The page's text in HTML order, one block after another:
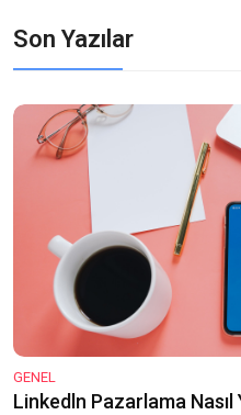
Son Yazılar
GENEL
Linkedln Pazarlama Nasıl